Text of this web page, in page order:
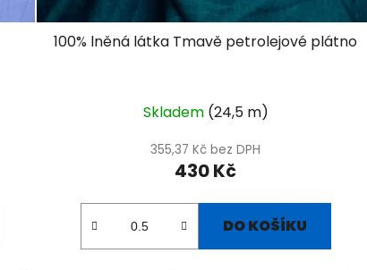
100% lněná látka Tmavě petrolejové plátno
Skladem (24,5 m)
355,37 Kč bez DPH
430 Kč
DO KOŠÍKU